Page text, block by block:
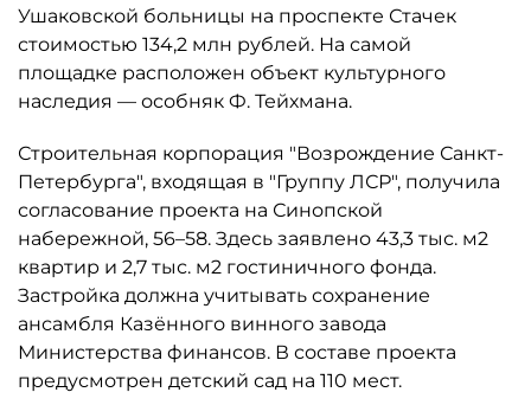
Ушаковской больницы на проспекте Стачек
стоимостью 134,2 млн рублей. На самой
площадке расположен объект культурного
наследия — особняк Ф. Тейхмана.
Строительная корпорация "Возрождение Санкт-
Петербурга", входящая в "Группу ЛСР", получила
согласование проекта на Синопской
набережной, 56–58. Здесь заявлено 43,3 тыс. м2
квартир и 2,7 тыс. м2 гостиничного фонда.
Застройка должна учитывать сохранение
ансамбля Казённого винного завода
Министерства финансов. В составе проекта
предусмотрен детский сад на 110 мест.